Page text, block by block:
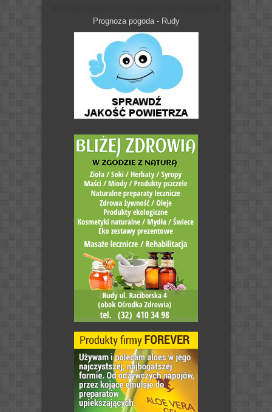
Prognoza pogoda - Rudy